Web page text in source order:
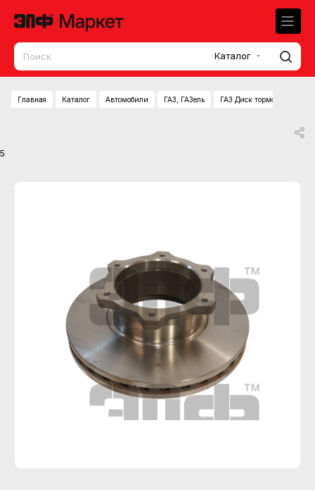
Каталог
Главная Каталог Автомобили ГАЗ, ГАЗель ГАЗ Диск тормозной
5